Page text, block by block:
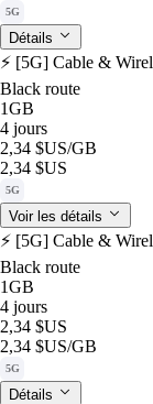
5G
Détails
⚡️ [5G] Cable &
Black route
1GB
4 jours
2,34 $US/GB
2,34 $US
5G
Voir les détails
⚡️ [5G] Cable &
Black route
1GB
4 jours
2,34 $US
2,34 $US/GB
5G
Détails